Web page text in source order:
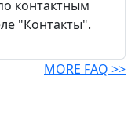
контактным
"Контакты".
MORE FAQ >>